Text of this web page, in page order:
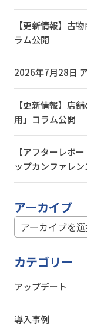
【更新情報】古
ラム公開
2026年7月28日
【更新情報】店
用」コラム公開
【アフターレポ
ップカンファレン
アーカイブ
カテゴリー
アップデート
導入事例